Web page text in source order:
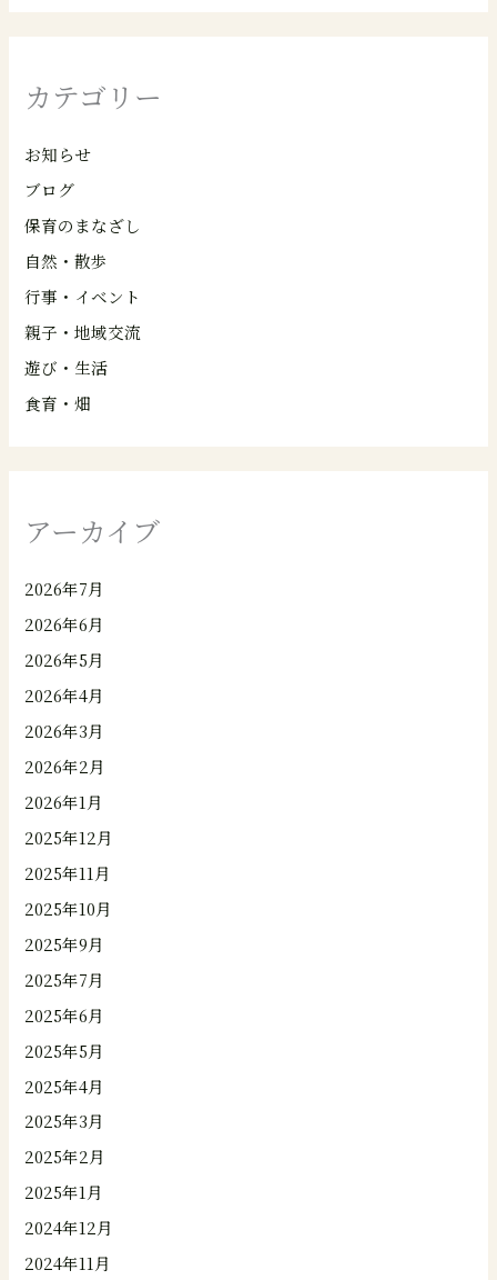
カテゴリー
お知らせ
ブログ
保育のまなざし
自然・散歩
行事・イベント
親子・地域交流
遊び・生活
食育・畑
アーカイブ
2026年7月
2026年6月
2026年5月
2026年4月
2026年3月
2026年2月
2026年1月
2025年12月
2025年11月
2025年10月
2025年9月
2025年7月
2025年6月
2025年5月
2025年4月
2025年3月
2025年2月
2025年1月
2024年12月
2024年11月